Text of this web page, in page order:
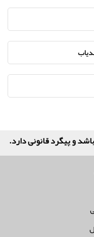
و پیگرد قانونی دارد.